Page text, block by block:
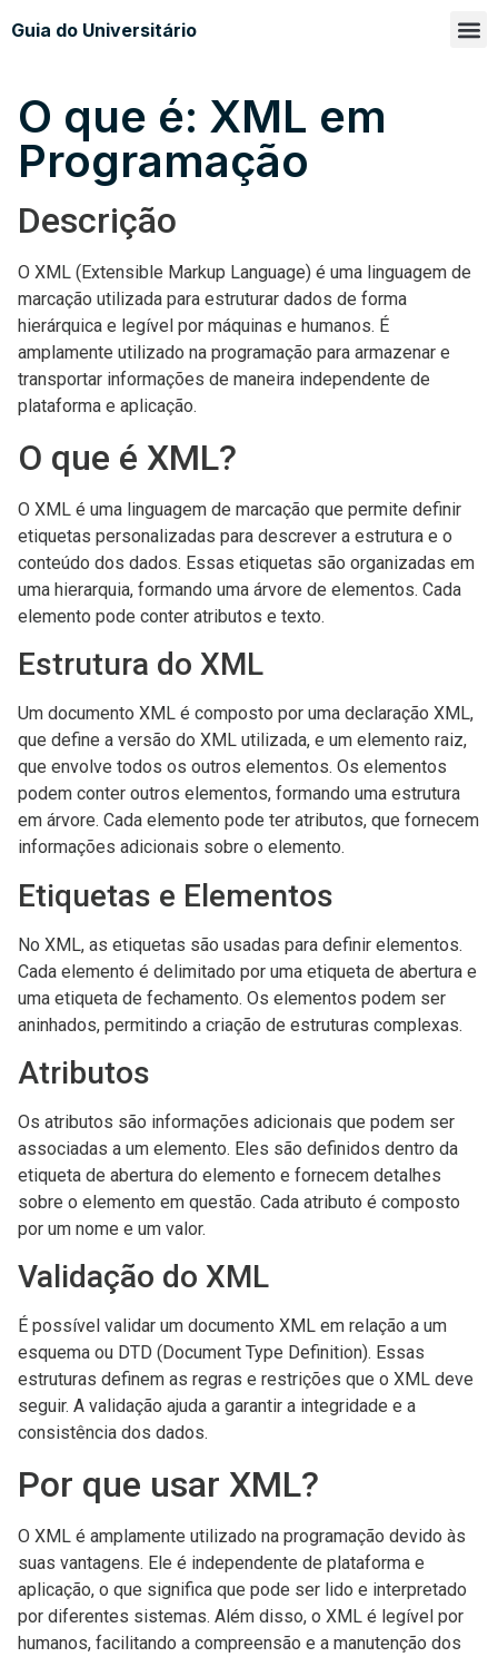
Guia do Universitário
O que é: XML em
Programação
Descrição
O XML (Extensible Markup Language) é uma linguagem de
marcação utilizada para estruturar dados de forma
hierárquica e legível por máquinas e humanos. É
amplamente utilizado na programação para armazenar e
transportar informações de maneira independente de
plataforma e aplicação.
O que é XML?
O XML é uma linguagem de marcação que permite definir
etiquetas personalizadas para descrever a estrutura e o
conteúdo dos dados. Essas etiquetas são organizadas em
uma hierarquia, formando uma árvore de elementos. Cada
elemento pode conter atributos e texto.
Estrutura do XML
Um documento XML é composto por uma declaração XML,
que define a versão do XML utilizada, e um elemento raiz,
que envolve todos os outros elementos. Os elementos
podem conter outros elementos, formando uma estrutura
em árvore. Cada elemento pode ter atributos, que fornecem
informações adicionais sobre o elemento.
Etiquetas e Elementos
No XML, as etiquetas são usadas para definir elementos.
Cada elemento é delimitado por uma etiqueta de abertura e
uma etiqueta de fechamento. Os elementos podem ser
aninhados, permitindo a criação de estruturas complexas.
Atributos
Os atributos são informações adicionais que podem ser
associadas a um elemento. Eles são definidos dentro da
etiqueta de abertura do elemento e fornecem detalhes
sobre o elemento em questão. Cada atributo é composto
por um nome e um valor.
Validação do XML
É possível validar um documento XML em relação a um
esquema ou DTD (Document Type Definition). Essas
estruturas definem as regras e restrições que o XML deve
seguir. A validação ajuda a garantir a integridade e a
consistência dos dados.
Por que usar XML?
O XML é amplamente utilizado na programação devido às
suas vantagens. Ele é independente de plataforma e
aplicação, o que significa que pode ser lido e interpretado
por diferentes sistemas. Além disso, o XML é legível por
humanos, facilitando a compreensão e a manutenção dos